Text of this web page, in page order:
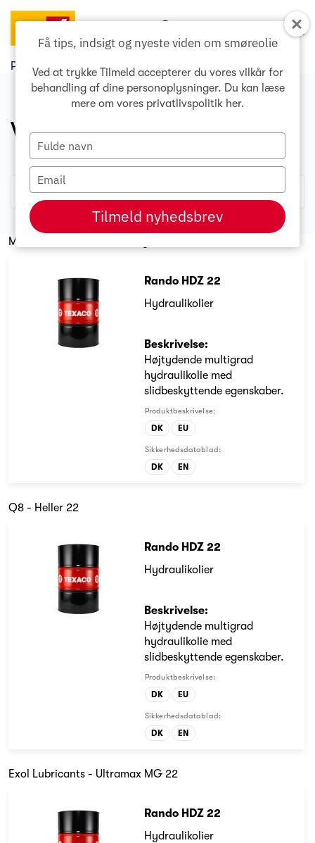
Få tips, indsigt og nyeste viden om smøreolie
Ved at trykke Tilmeld accepterer du vores vilkår for
behandling af dine personoplysninger. Du kan læse
mere om vores privatlivspolitik her.
Type
your
name
Type
your
email
Tilmeld nyhedsbrev
Produkt Konvertering
Vi fandt456 resultater
Midland Lubricants - HVI Hydraulic 22
Rando HDZ 22
Hydraulikolier
Beskrivelse:
Højtydende multigrad
hydraulikolie med
slidbeskyttende egenskaber.
Produktbeskrivelse:
DK EU
Sikkerhedsdatablad:
DK EN
Q8 - Heller 22
Rando HDZ 22
Hydraulikolier
Beskrivelse:
Højtydende multigrad
hydraulikolie med
slidbeskyttende egenskaber.
Produktbeskrivelse:
DK EU
Sikkerhedsdatablad:
DK EN
Exol Lubricants - Ultramax MG 22
Rando HDZ 22
Hydraulikolier